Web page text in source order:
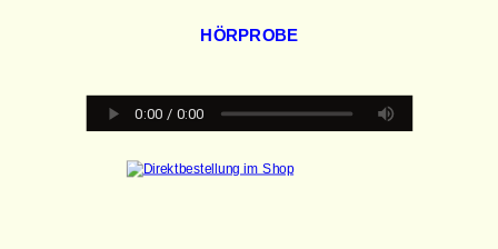
HÖRPROBE